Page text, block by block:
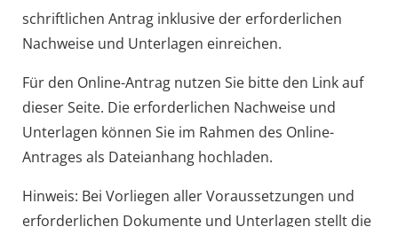
schriftlichen Antrag inklusive der erforderlichen
Nachweise und Unterlagen einreichen.
Für den Online-Antrag nutzen Sie bitte den Link auf
dieser Seite. Die erforderlichen Nachweise und
Unterlagen können Sie im Rahmen des Online-
Antrages als Dateianhang hochladen.
Hinweis: Bei Vorliegen aller Voraussetzungen und
erforderlichen Dokumente und Unterlagen stellt die